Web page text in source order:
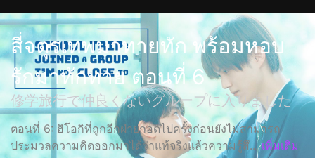
สี่จตุรเทพมาทายทัก พร้อมหอบ
รักมาทักทาย ตอนที่ 6
修学旅行で仲良くないグループに入りました
ตอนที่ 6: ฮิโอกิที่ถูกอีกฝ่ายกอดไปครั้งก่อนยังไม่สามารถ
ประมวลความคิดออกมาได้ว่าแท้จริงแล้วความรู้สึ... เพิ่มเติม